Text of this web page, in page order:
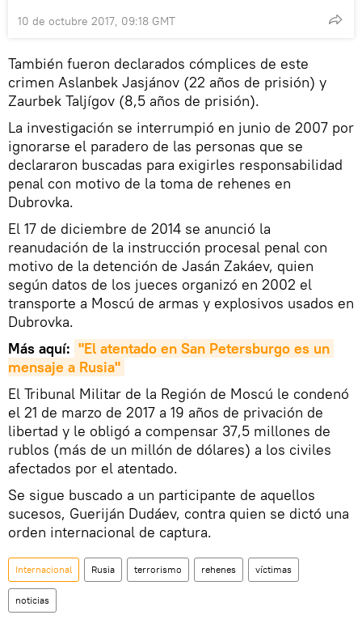
10 de octubre 2017, 09:18 GMT
También fueron declarados cómplices de este
crimen Aslanbek Jasjánov (22 años de prisión) y
Zaurbek Taljígov (8,5 años de prisión).
La investigación se interrumpió en junio de 2007 por
ignorarse el paradero de las personas que se
declararon buscadas para exigirles responsabilidad
penal con motivo de la toma de rehenes en
Dubrovka.
El 17 de diciembre de 2014 se anunció la
reanudación de la instrucción procesal penal con
motivo de la detención de Jasán Zakáev, quien
según datos de los jueces organizó en 2002 el
transporte a Moscú de armas y explosivos usados en
Dubrovka.
Más aquí: "El atentado en San Petersburgo es un
mensaje a Rusia"
El Tribunal Militar de la Región de Moscú le condenó
el 21 de marzo de 2017 a 19 años de privación de
libertad y le obligó a compensar 37,5 millones de
rublos (más de un millón de dólares) a los civiles
afectados por el atentado.
Se sigue buscado a un participante de aquellos
sucesos, Gueriján Dudáev, contra quien se dictó una
orden internacional de captura.
Internacional Rusia terrorismo rehenes víctimas
noticias